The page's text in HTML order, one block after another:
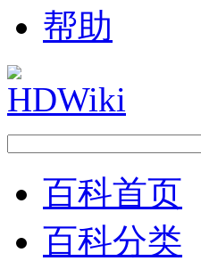
帮助
百科首页
百科分类